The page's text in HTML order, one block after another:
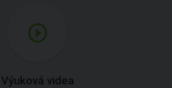
Výuková videa